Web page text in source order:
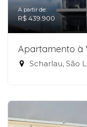
A partir de:
R$ 439.900
Apartamento à
Scharlau, São